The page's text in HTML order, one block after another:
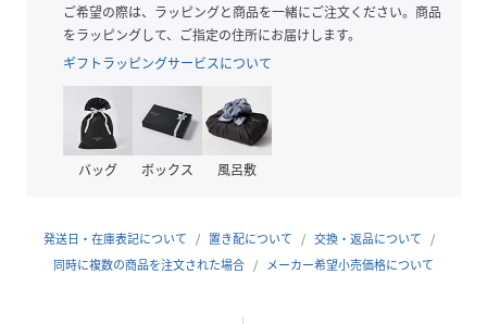
クリーニング 洗濯機洗い可
品番
QF5052_142924
(142924-BK-140 QF5052
ご希望の際は、ラッピングと商品を一緒にご注文ください。商品
をラッピングして、ご指定の住所にお届けします。
ギフトラッピングサービスについて
バッグ ボックス 風呂敷
発送日・在庫表記について 置き配について
交換・返品について
同時に複数の商品を注文された場合
メーカー希望小売価格について